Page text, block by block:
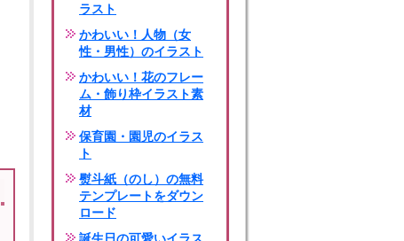
ラスト
かわいい！人物（女
性・男性）のイラスト
かわいい！花のフレー
ム・飾り枠イラスト素
材
保育園・園児のイラス
ト
熨斗紙（のし）の無料
テンプレートをダウン
ロード